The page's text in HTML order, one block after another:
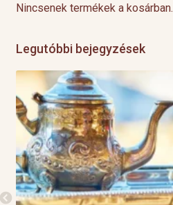
Nincsenek termékek a kosárban.
Legutóbbi bejegyzések